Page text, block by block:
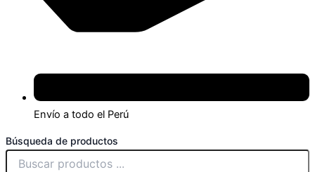
Envío a todo el Perú
Búsqueda de productos